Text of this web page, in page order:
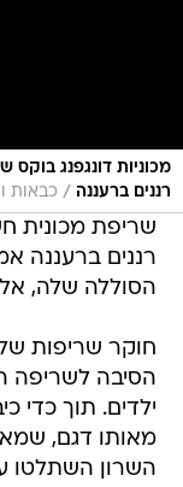
מכוניות דונגפנג בוקס
רננים ברעננה / כבאות
שריפת מכונית
רננים ברעננה
הסוללה שלה,
חוקר שריפות
הסיבה לשריפה
מאותו דגם,
השרון השתלטו